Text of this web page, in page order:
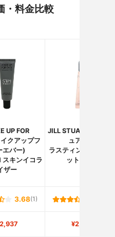
・料金比較
UP FOR
クアップフ
エバー)
スキンイコラ
ザー
JILL STUART(ジルスチ
ュアート)
ラスティング フルフラ
ットベース
3.68(1)
¥2,200